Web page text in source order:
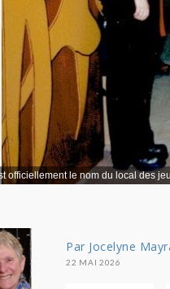
officiellement le nom du local des
Par Jocelyne
22 MAI 2026